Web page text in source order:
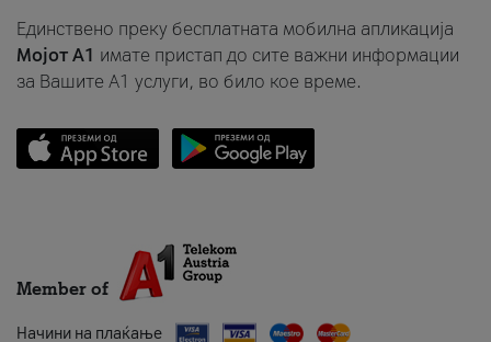
Единствено преку бесплатната мобилна апликација
Мојот A1 имате пристап до сите важни информации
за Вашите A1 услуги, во било кое време.
Member of
Начини на плаќање